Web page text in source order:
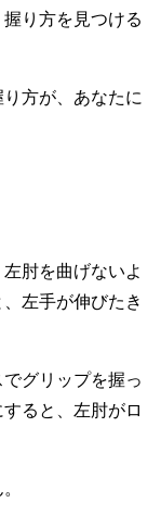
り方を見つける
方が、あなたに
肘を曲げないよ
左手が伸びたき
グリップを握っ
ると、左肘がロ